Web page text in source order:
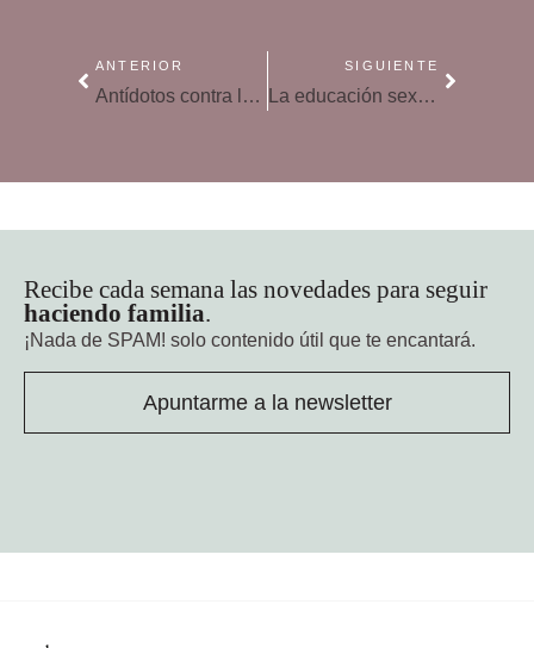
ANTERIOR
Antídotos contra la pereza. Cómo motivar a los niños perezosos
SIGUIENTE
La educación sexual, a examen
Recibe cada semana las novedades para seguir
haciendo familia.
¡Nada de SPAM! solo contenido útil que te encantará.
Apuntarme a la newsletter